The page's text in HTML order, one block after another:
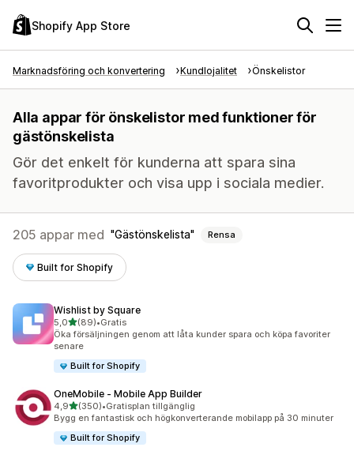
Shopify App Store
Marknadsföring och konvertering Kundlojalitet Önskelistor
Alla appar för önskelistor med funktioner för
gästönskelista
Gör det enkelt för kunderna att spara sina
favoritprodukter och visa upp i sociala medier.
205 appar med Gästönskelista Rensa
Built for Shopify
Wishlist by Square
5,0av 5 stjärnor
(89)
89 recensioner totalt
•Gratis
Öka försäljningen genom att låta kunder spara och köpa favoriter
senare
Built for Shopify
OneMobile ‑ Mobile App Builder
4,9av 5 stjärnor
(350)
350 recensioner totalt
•Gratisplan tillgänglig
Bygg en fantastisk och högkonverterande mobilapp på 30 minuter
Built for Shopify